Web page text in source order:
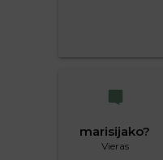
marisijako?
Vieras